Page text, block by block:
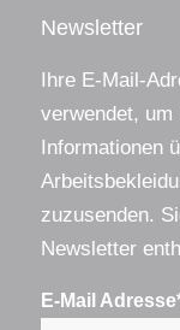
Newsletter
Ihre E-Mail-
verwendet, um
Informationen
zuzusenden.
Newsletter
E-Mail